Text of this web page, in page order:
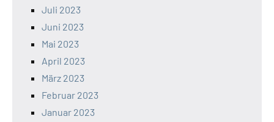
Juli 2023
Juni 2023
Mai 2023
April 2023
März 2023
Februar 2023
Januar 2023